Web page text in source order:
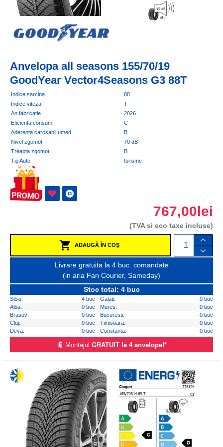
Anvelopa all seasons 155/70/19
GoodYear Vector4Seasons G3 88T
Indice sarcina
88
Indice viteza
T
An fabricatie
2026
Eficienta consum
C
Aderenta carosabil umed
B
Nivel zgomot
70 dB
Treapta zgomot
B
Tip Auto
turisme
767,00lei
(TVA si eco taxe incluse)
ADAUGĂ ÎN COŞ
Livrare gratuita la 4 buc. comandate
(in aria Fan Courier, Sameday)
Stoc total: 4 buc
Sibiu: 4 buc Galati:
0 buc
Alba:
0 buc Mures:
0 buc
Brasov:
0 buc Bucuresti:
0 buc
Cluj:
0 buc Timisoara:
0 buc
Deva:
0 buc Constanta: 0 buc
Montajul GRATUIT la 4 anvelope!*